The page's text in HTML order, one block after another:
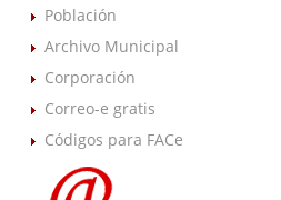
Población
Archivo Municipal
Corporación
Correo-e gratis
Códigos para FACe